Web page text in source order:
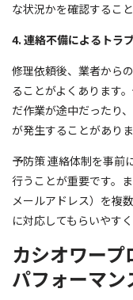
な状況かを確認すること
4. 連絡不備によるトラ
修理依頼後、業者から
ることがよくあります
だ作業が途中だったり
が発生することがありま
予防策 連絡体制を事前
行うことが重要です。
メールアドレス）を複
に対応してもらいやすく
カシオワー
パフォーマン